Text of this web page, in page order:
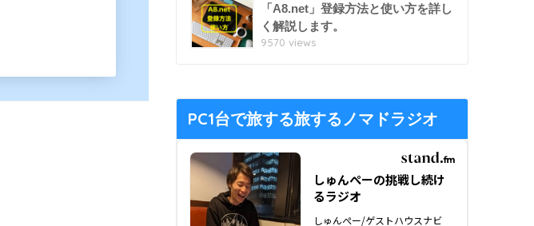
「A8.net」登録方法と使い方を詳し
く解説します。
9570 views
PC1台で旅する旅するノマドラジオ